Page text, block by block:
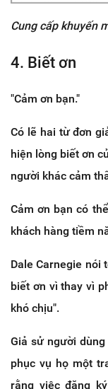
Cung cấp khuyến
4. Biết ơn
"Cảm ơn bạn."
Có lẽ hai từ đơn
hiện lòng biết ơn
người khác cảm
Cảm ơn bạn có
khách hàng tiềm
Dale Carnegie nói
biết ơn vì thay vì
khó chịu".
Giả sử người
phục vụ họ một
rằng việc đăng